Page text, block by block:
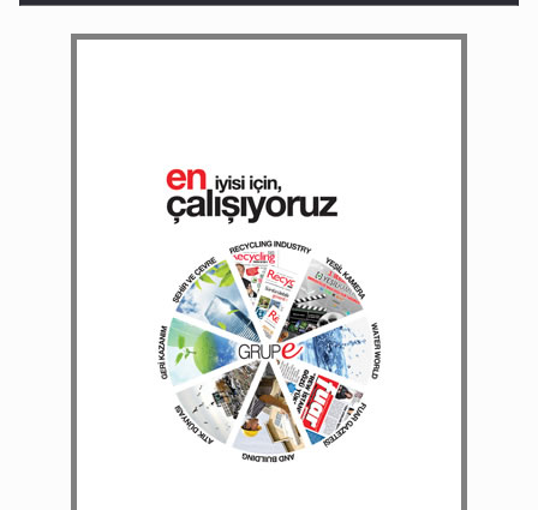
TÜRKİYE'DE YATIRIM KONUSUNDA SINIRIMIZ YOK